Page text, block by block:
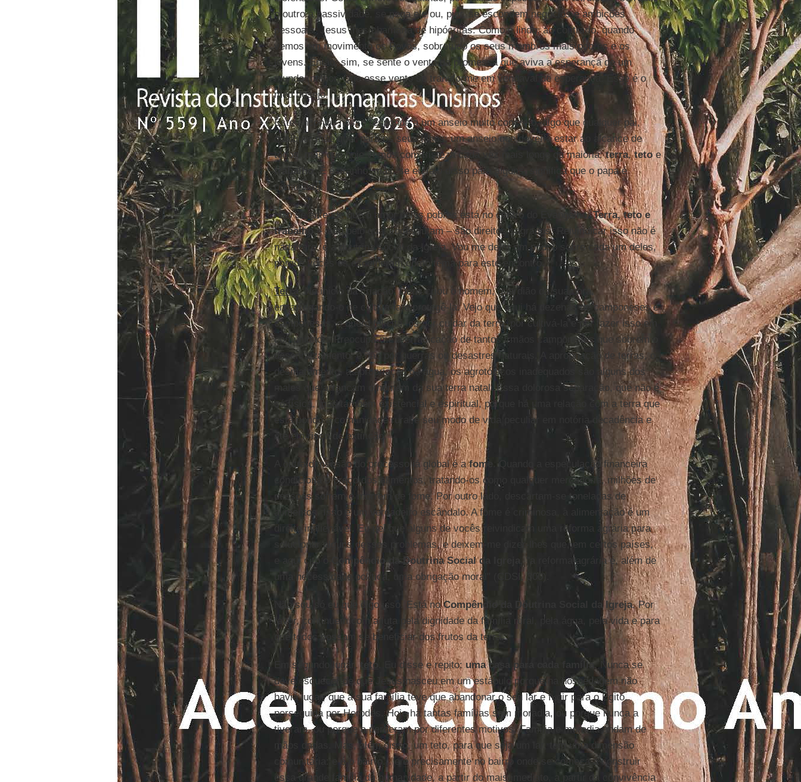
o outro à passividade, se nega ele ou, pior, se escondem negócios e ambições
pessoais: Jesus lhes chamaria de hipócritas. Como é lindo, ao contrário, quando
vemos em movimento os Povos, sobretudo os seus membros mais pobres e os
jovens. Então, sim, se sente o vento da promessa que aviva a esperança de um
mundo melhor. Que esse vento se transforme em vendaval de esperança. Esse é o
meu desejo.
Este encontro nosso responde a um anseio muito concreto, algo que qualquer pai,
qualquer mãe quer para os seus filhos; um anseio que deveria estar ao alcance de
todos, mas que hoje vemos com tristeza cada vez mais longe da maioria:terra,tetoe
trabalho. É estranho, mas, se eu falo disso para alguns, significa que o papa é
comunista.
Não se entende que o amor pelos pobres está no centro do Evangelho.Terra, teto e
trabalho– isso pelo qual vocês lutam – são direitos sagrados. Reivindicar isso não é
nada raro, é a doutrina social da Igreja. Vou me deter um pouco sobre cada um deles,
porque vocês os escolheram como tema para este encontro.
Terra . No início da criação, Deus criou o homem, guardião da sua obra,
encarregando-o de cultivá-la e protegê-la. Vejo que aqui há dezenas de camponeses e
camponesas, e quero felicitá-los por cuidar da terra, por cultivá-la e por fazer isso em
comunidade. Preocupa-me a erradicação de tantos irmãos camponeses que sobrem o
desenraizamento, e não por guerras ou desastres naturais. A apropriação de terras, o
desmatamento, a apropriação da água, os agrotóxicos inadequados são alguns dos
males que arrancam o homem da sua terra natal. Essa dolorosa separação, que não é
só física, mas também existencial e espiritual, porque há uma relação com a terra que
está pondo a comunidade rural e seu modo de vida peculiar em notória decadência e
até em risco de extinção.
A outra dimensão do processo já global é afome
. Quando a especulação financeira
condiciona o preço dos alimentos, tratando-os como qualquer mercadoria, milhões de
pessoas sofrem e morrem de fome. Por outro lado, descartam-se toneladas de
alimentos. Isso é um verdadeiro escândalo. A fome é criminosa, a alimentação é um
direito inalienável. Eu sei que alguns de vocês reivindicam uma reforma agrária para
solucionar alguns desses problemas, e deixem-me dizer-lhes que, em certos países,
e aqui cito o
Compêndio da Doutrina Social da Igreja
, "a reforma agrária é, além de
uma necessidade política, uma obrigação moral" (CDSI, 300).
Não sou só eu que digo isso. Está noCompêndio da Doutrina Social da Igreja. Por
favor, continuem com a luta pela dignidade da família rural, pela água, pela vida e para
que todos possam se beneficiar dos frutos da terra.
Em segundo lugar,teto . Eu disse e repito:uma casa para cada família . Nunca se
deve esquecer de que Jesus nasceu em um estábulo porque na hospedagem não
havia lugar, que a sua família teve que abandonar o seu lar e fugir para o Egito,
perseguida por Herodes. Hoje há tantas famílias sem moradia, ou porque nunca a
tiveram, ou porque a perderam por diferentes motivos. Família e moradia andam de
mãos dadas. Mas, além disso, um teto, para que seja um lar, tem uma dimensão
comunitária: e é o bairro... e é precisamente no bairro onde se começa a construir
essa grande família da humanidade, a partir do mais imediato, a partir da convivência